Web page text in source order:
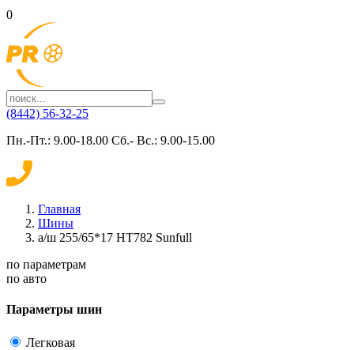
0
(8442) 56-32-25
Пн.-Пт.: 9.00-18.00 Сб.- Вс.: 9.00-15.00
Главная
Шины
а/ш 255/65*17 HT782 Sunfull
по параметрам
по авто
Параметры шин
Легковая